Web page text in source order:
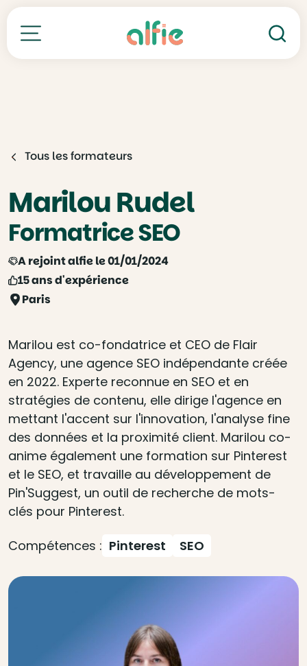
Toutes nos formations
Tous les formateurs
Marilou Rudel
Formatrice SEO
A rejoint alfie le 01/01/2024
15 ans d'expérience
Paris
Marilou est co-fondatrice et CEO de Flair
Agency, une agence SEO indépendante créée
en 2022. Experte reconnue en SEO et en
stratégies de contenu, elle dirige l'agence en
mettant l'accent sur l'innovation, l'analyse fine
des données et la proximité client. Marilou co-
anime également une formation sur Pinterest
et le SEO, et travaille au développement de
Pin'Suggest, un outil de recherche de mots-
clés pour Pinterest.
Compétences : Pinterest SEO